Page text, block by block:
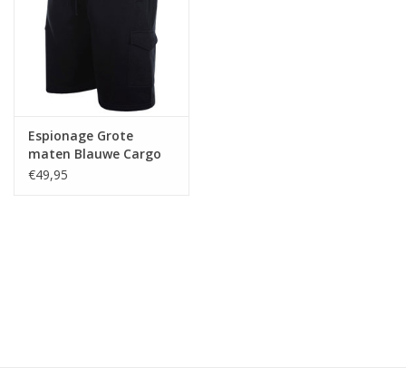
Espionage Grote
maten Blauwe Cargo
Joggingshort
€49,95